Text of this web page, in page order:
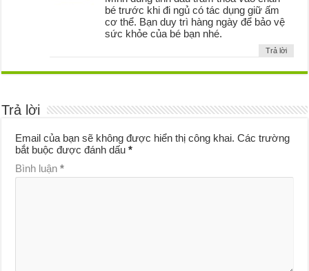
bé trước khi đi ngủ có tác dụng giữ ấm
cơ thể. Bạn duy trì hàng ngày để bảo vệ
sức khỏe của bé bạn nhé.
Trả lời
Trả lời
Email của bạn sẽ không được hiển thị công khai. Các trường
bắt buộc được đánh dấu*
Bình luận*